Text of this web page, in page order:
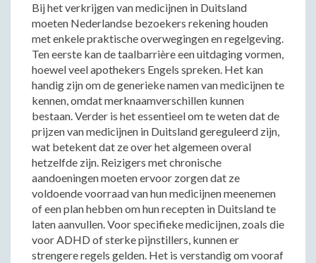
Bij het verkrijgen van medicijnen in Duitsland
moeten Nederlandse bezoekers rekening houden
met enkele praktische overwegingen en regelgeving.
Ten eerste kan de taalbarrière een uitdaging vormen,
hoewel veel apothekers Engels spreken. Het kan
handig zijn om de generieke namen van medicijnen te
kennen, omdat merknaamverschillen kunnen
bestaan. Verder is het essentieel om te weten dat de
prijzen van medicijnen in Duitsland gereguleerd zijn,
wat betekent dat ze over het algemeen overal
hetzelfde zijn. Reizigers met chronische
aandoeningen moeten ervoor zorgen dat ze
voldoende voorraad van hun medicijnen meenemen
of een plan hebben om hun recepten in Duitsland te
laten aanvullen. Voor specifieke medicijnen, zoals die
voor ADHD of sterke pijnstillers, kunnen er
strengere regels gelden. Het is verstandig om vooraf